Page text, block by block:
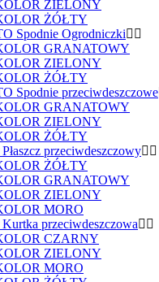
ZIELONY
ŻÓŁTY
Spodnie Ogrodniczki
GRANATOWY
ZIELONY
ŻÓŁTY
Spodnie przeciwdeszczowe
GRANATOWY
ZIELONY
ŻÓŁTY
przeciwdeszczowy
ŻÓŁTY
GRANATOWY
ZIELONY
MORO
przeciwdeszczowa
CZARNY
ZIELONY
MORO